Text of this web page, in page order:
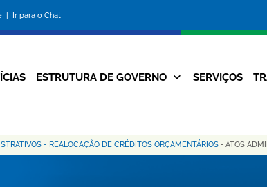
| Ir para o Chat
da
Prefeitura
Horizonte
Navegação
ESTRUTURA DE GOVERNO SERVIÇOS
- REALOCAÇÃO DE CRÉDITOS ORÇAMENTÁRIOS - ATOS